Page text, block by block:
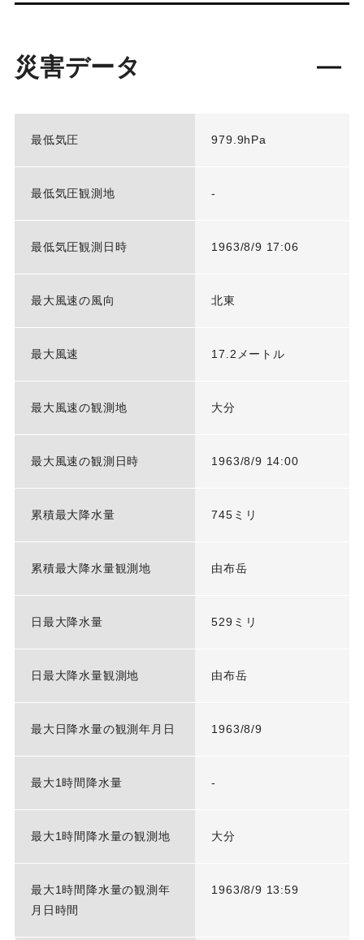
災害データ
最低気圧 979.9hPa
最低気圧観測地 -
最低気圧観測日時 1963/8/9 17:06
最大風速の風向 北東
最大風速 17.2メートル
最大風速の観測地 大分
最大風速の観測日時 1963/8/9 14:00
累積最大降水量 745ミリ
累積最大降水量観測地 由布岳
日最大降水量 529ミリ
日最大降水量観測地 由布岳
最大日降水量の観測年月日 1963/8/9
最大1時間降水量 -
最大1時間降水量の観測地 大分
最大1時間降水量の観測年
月日時間
1963/8/9 13:59